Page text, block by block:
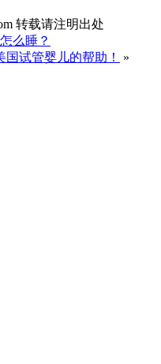
转载请注明出处
么睡？
试管婴儿的帮助！
»